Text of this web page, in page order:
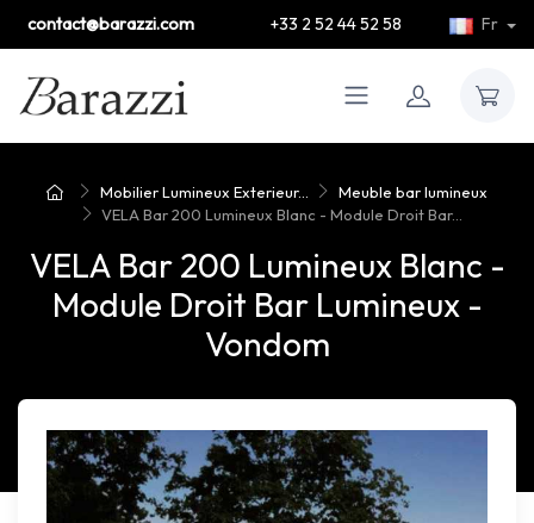
contact@barazzi.com +33 2 52 44 52 58 Fr
Mobilier Lumineux Exterieur...
Meuble bar lumineux
VELA Bar 200 Lumineux Blanc - Module Droit Bar...
VELA Bar 200 Lumineux Blanc -
Module Droit Bar Lumineux -
Vondom